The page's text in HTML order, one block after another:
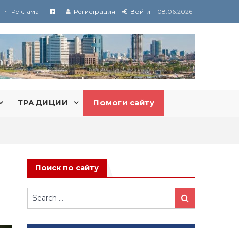
• Реклама Регистрация Войти 08.06.2026
ТРАДИЦИИ Помоги сайту
Поиск по сайту
Search
for:
Search